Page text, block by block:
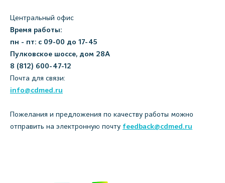
Центральный офис
Время работы:
пн - пт: с 09-00 до 17-45
Пулковское шоссе, дом 28А
8 (812) 600-47-12
Почта для связи:
info@cdmed.ru
Пожелания и предложения по качеству работы можно
отправить на электронную почту feedback@cdmed.ru